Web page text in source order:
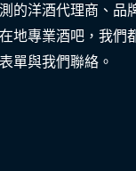
的洋酒代理商、品
地專業酒吧，我們
單與我們聯絡。